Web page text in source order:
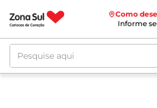
Como
Informe
Pesquise aqui